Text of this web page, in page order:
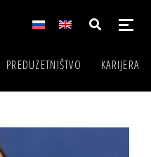
PREDUZETNIŠTVO KARIJERA